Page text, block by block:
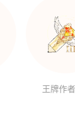
王牌作